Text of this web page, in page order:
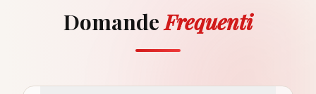
DomandeFrequenti